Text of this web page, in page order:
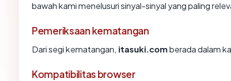
bawah kami menelusuri sinyal-sinyal yang paling
Pemeriksaan kematangan
Dari segi kematangan, itasuki.comberada dalam
Kompatibilitas browser